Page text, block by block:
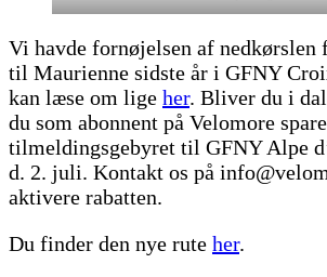
Vi havde fornøjelsen af nedkørslen
til Maurienne sidste år i GFNY
kan læse om lige her. Bliver du i
du som abonnent på Velomore
tilmeldingsgebyret til GFNY Alpe
d. 2. juli. Kontakt os på
aktivere rabatten.
Du finder den nye rute her.